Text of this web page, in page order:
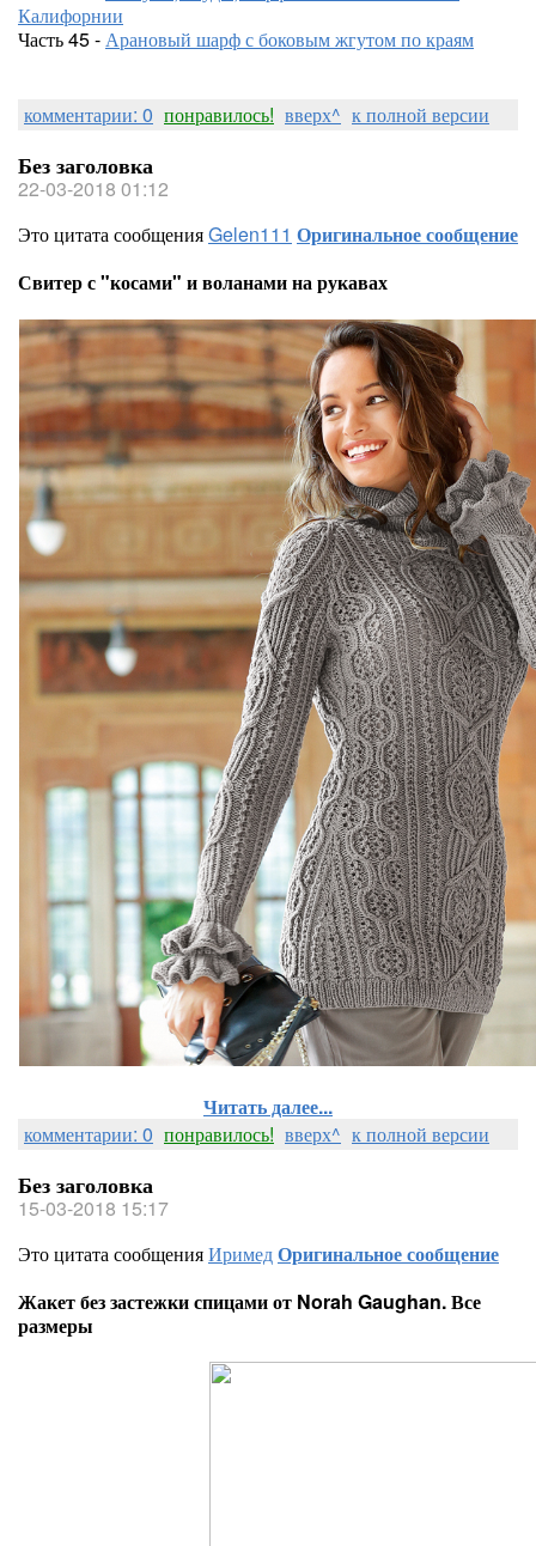
Калифорнии
Часть 45 -Арановый шарф с боковым жгутом по краям
комментарии: 0 понравилось! вверх^ к полной версии
Без заголовка
22-03-2018 01:12
Это цитата сообщенияGelen111 Оригинальное сообщение
Свитер с "косами" и воланами на рукавах
Читать далее...
комментарии: 0 понравилось! вверх^ к полной версии
Без заголовка
15-03-2018 15:17
Это цитата сообщенияИримедОригинальное сообщение
Жакет без застежки спицами от Norah Gaughan. Все
размеры